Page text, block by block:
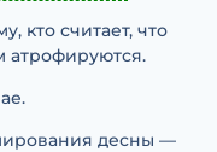
кто считает, что
атрофируются.
десны —